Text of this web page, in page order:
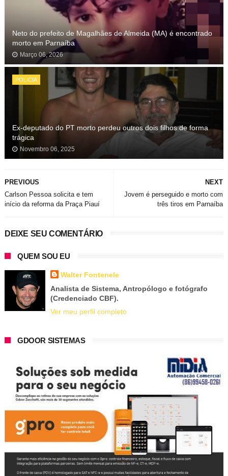
Neto do prefeito de Magalhães de Almeida (MA) é encontrado
morto em Parnaíba
Março 06, 2026
POLICIA
Ex-deputado do PT morto perdeu outros dois filhos de forma
trágica
Novembro 06, 2025
NEXT
Jovem é perseguido e morto com
três tiros em Parnaíba
PREVIOUS
Carlson Pessoa solicita e tem
início da reforma da Praça Piauí
DEIXE SEU COMENTÁRIO
QUEM SOU EU
Walter Fontenele
Analista de Sistema, Antropólogo e fotógrafo
(Credenciado CBF).
Ver meu perfil completo
GDOOR SISTEMAS